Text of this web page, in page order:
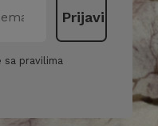
sa pravilima